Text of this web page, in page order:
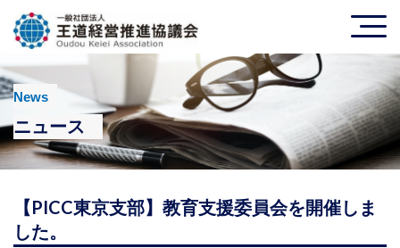
News
ニュース
【PICC東京支部】教育支援委員会を開催しま
した。